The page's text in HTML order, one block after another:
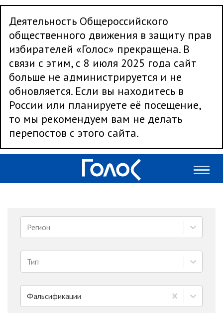
Деятельность Общероссийского
общественного движения в защиту прав
избирателей «Голос» прекращена. В
связи с этим, с 8 июля 2025 года сайт
больше не администрируется и не
обновляется. Если вы находитесь в
России или планируете её посещение,
то мы рекомендуем вам не делать
перепостов с этого сайта.
Регион
Тип
Фальсификации